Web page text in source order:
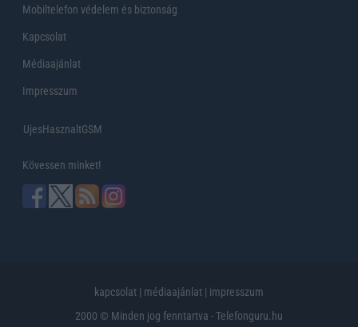
Mobiltelefon védelem és biztonság
Kapcsolat
Médiaajánlat
Impresszum
UjesHasznaltGSM
Kövessen minket!
kapcsolat | médiaajánlat | impresszum
2000 © Minden jog fenntartva - Telefonguru.hu